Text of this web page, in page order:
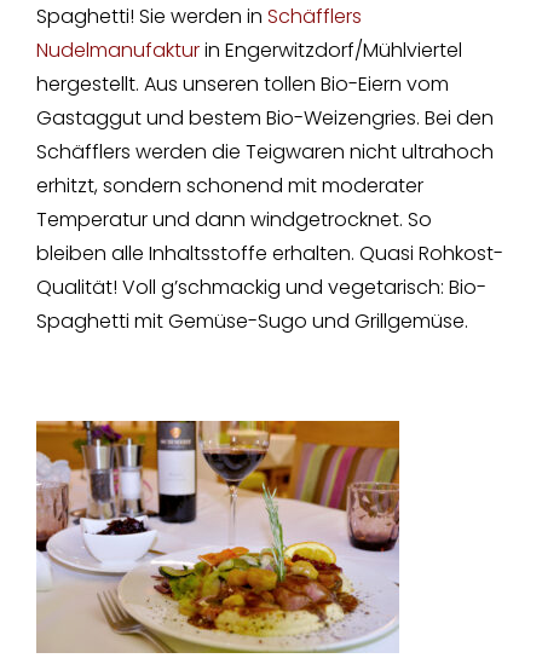
Spaghetti! Sie werden in Schäfflers
Nudelmanufakturin Engerwitzdorf/Mühlviertel
hergestellt. Aus unseren tollen Bio-Eiern vom
Gastaggut und bestem Bio-Weizengries. Bei den
Schäfflers werden die Teigwaren nicht ultrahoch
erhitzt, sondern schonend mit moderater
Temperatur und dann windgetrocknet. So
bleiben alle Inhaltsstoffe erhalten. Quasi Rohkost-
Qualität! Voll g’schmackig und vegetarisch: Bio-
Spaghetti mit Gemüse-Sugo und Grillgemüse.